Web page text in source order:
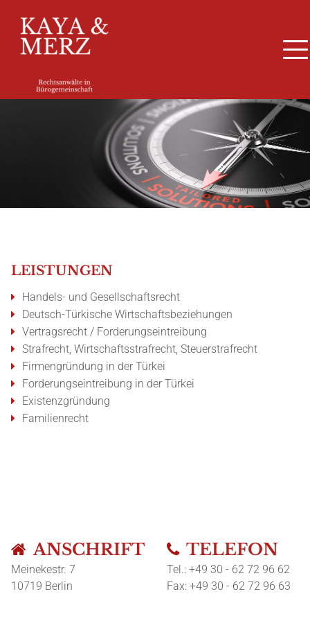
LEISTUNGEN
Handels- und Gesellschaftsrecht
Deutsch-Türkische Wirtschaftsbeziehungen
Vertragsrecht / Forderungseintreibung
Strafrecht, Wirtschaftsstrafrecht, Steuerstrafrecht
Firmengründung in der Türkei
Forderungseintreibung in der Türkei
Existenzgründung
Familienrecht
ANSCHRIFT
Meinekestr. 7
10719 Berlin
TELEFON
Tel.: +49 30 - 62 72 96 62
Fax: +49 30 - 62 72 96 63